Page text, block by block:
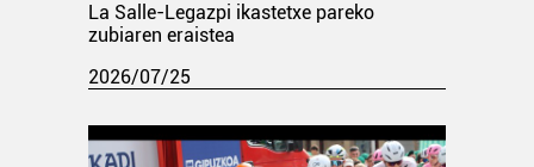
La Salle-Legazpi ikastetxe pareko
zubiaren eraistea
2026/07/25